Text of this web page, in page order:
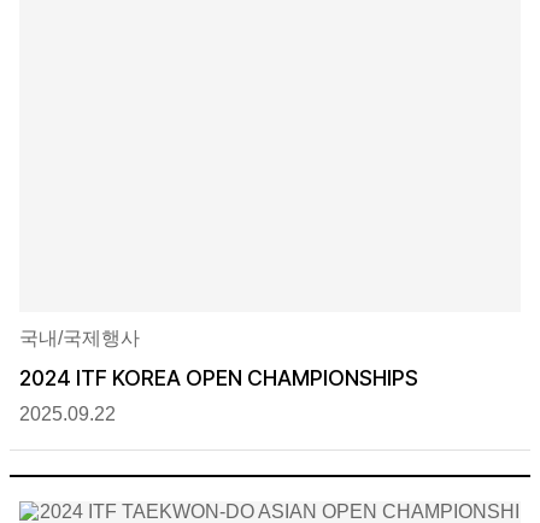
국내/국제행사
2024 ITF KOREA OPEN CHAMPIONSHIPS
2025.09.22